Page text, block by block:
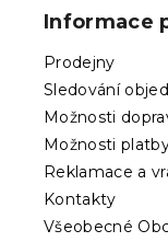
Informace
Prodejny
Sledování
Možnosti
Možnosti
Reklamace a
Kontakty
Všeobecné